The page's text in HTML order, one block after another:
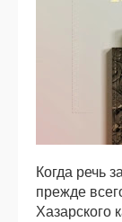
Когда речь
прежде
Хазарского